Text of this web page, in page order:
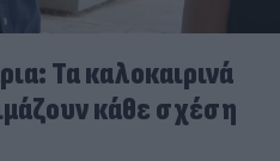
Τα καλοκαιρινά
κάθε σχέση